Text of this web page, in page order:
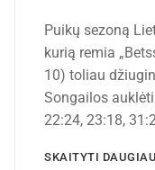
Puikų sezoną
kurią remia
10) toliau
Songailos
22:24, 23:18,
SKAITYTI